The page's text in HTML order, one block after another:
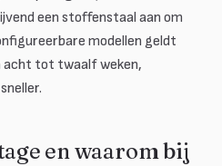
een stoffenstaal aan om
modellen geldt
acht tot twaalf weken,
en waarom bij